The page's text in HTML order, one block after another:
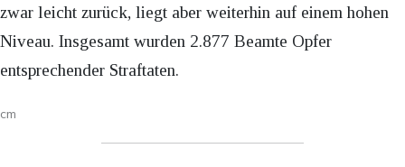
zwar leicht zurück, liegt aber weiterhin auf einem hohen
Niveau. Insgesamt wurden 2.877 Beamte Opfer
entsprechender Straftaten.
cm